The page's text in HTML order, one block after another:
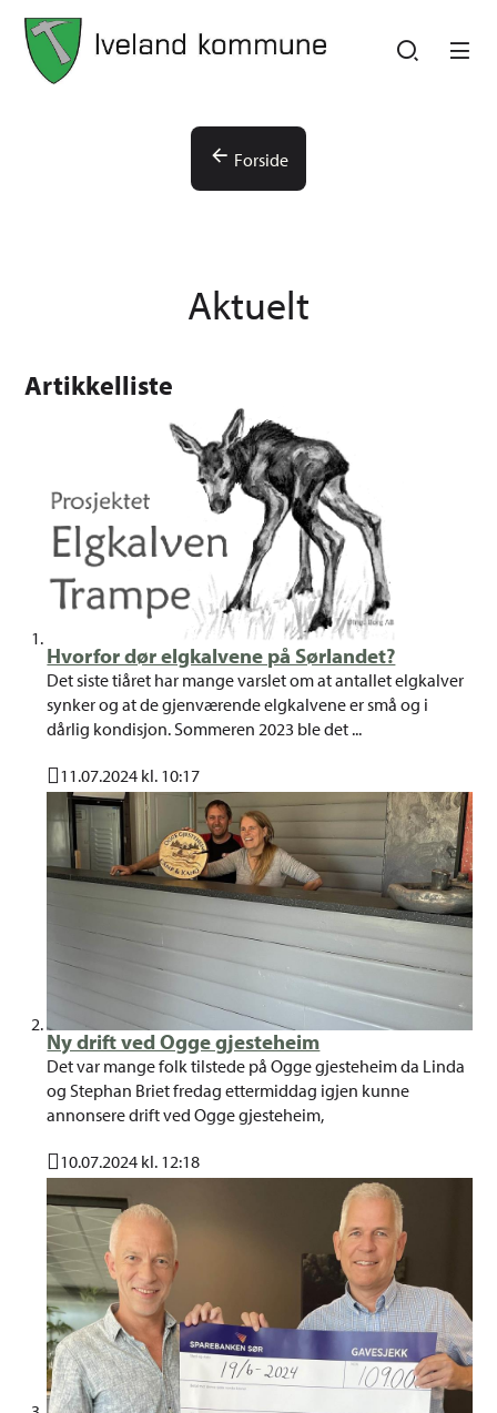
Iveland kommune
Forside
Aktuelt
Artikkelliste
Hvorfor dør elgkalvene på Sørlandet?
Det siste tiåret har mange varslet om at antallet elgkalver
synker og at de gjenværende elgkalvene er små og i
dårlig kondisjon. Sommeren 2023 ble det ...
Publisert
11.07.2024 kl. 10:17
Ny drift ved Ogge gjesteheim
Det var mange folk tilstede på Ogge gjesteheim da Linda
og Stephan Briet fredag ettermiddag igjen kunne
annonsere drift ved Ogge gjesteheim,
Publisert
10.07.2024 kl. 12:18